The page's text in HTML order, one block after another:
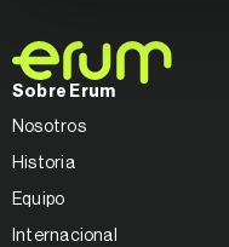
Sobre Erum
Nosotros
Historia
Equipo
Internacional